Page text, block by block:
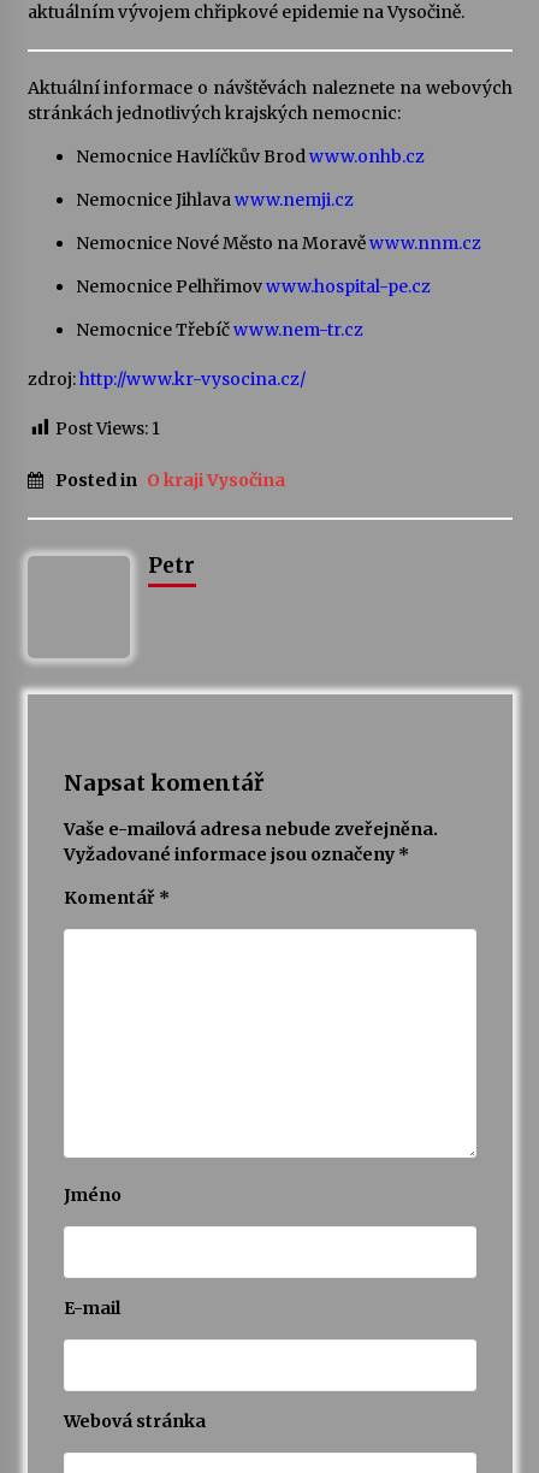
Letní koncerty ve Stromovce: Rufus Miller
Vysočinka
17. 7. 2026
Ozvěny prázdnin
13. 7. 2026
Želiv
Petr Adamec – Malovaný svět
30. 6. 2026
aktuálním vývojem chřipkové epidemie na Vysočině.
Aktuální informace o návštěvách naleznete na webových
stránkách jednotlivých krajských nemocnic:
Nemocnice Havlíčkův Brodwww.onhb.cz
Nemocnice Jihlavawww.nemji.cz
Nemocnice Nové Město na Moravěwww.nnm.cz
Nemocnice Pelhřimovwww.hospital-pe.cz
Nemocnice Třebíčwww.nem-tr.cz
zdroj:http://www.kr-vysocina.cz/
Post Views: 1
Posted in O kraji Vysočina
Petr
Napsat komentář
Vaše e-mailová adresa nebude zveřejněna.
Vyžadované informace jsou označeny *
Komentář *
Jméno
E-mail
Webová stránka